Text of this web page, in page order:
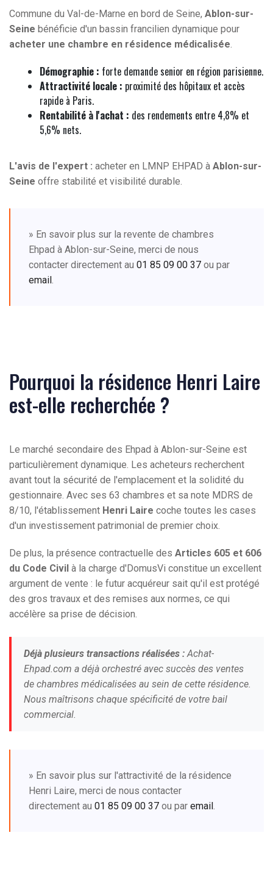
Commune du Val-de-Marne en bord de Seine, Ablon-sur-
Seine bénéficie d'un bassin francilien dynamique pour
acheter une chambre en résidence médicalisée
Démographie : forte demande senior en région parisienne.
Attractivité locale : proximité des hôpitaux et accès
rapide à Paris.
Rentabilité à l'achat : des rendements entre 4,8% et
5,6% nets.
L'avis de l'expert : acheter en LMNP EHPAD à Ablon-sur-
Seine offre stabilité et visibilité durable.
» En savoir plus sur la revente de chambres
Ehpad à Ablon-sur-Seine, merci de nous
contacter directement au 01 85 09 00 37 ou par
email
Pourquoi la résidence Henri Laire
est-elle recherchée ?
Le marché secondaire des Ehpad à Ablon-sur-Seine est
particulièrement dynamique. Les acheteurs recherchent
avant tout la sécurité de l'emplacement et la solidité du
gestionnaire. Avec ses 63 chambres et sa note MDRS de
8/10, l'établissement Henri Laire coche toutes les cases
d'un investissement patrimonial de premier choix.
De plus, la présence contractuelle des Articles 605 et 606
du Code Civil à la charge d'DomusVi constitue un excellent
argument de vente : le futur acquéreur sait qu'il est protégé
des gros travaux et des remises aux normes, ce qui
accélère sa prise de décision.
Déjà plusieurs transactions réalisées : Achat-
Ehpad.com a déjà orchestré avec succès des ventes
de chambres médicalisées au sein de cette résidence.
Nous maîtrisons chaque spécificité de votre bail
commercial.
» En savoir plus sur l'attractivité de la résidence
Henri Laire, merci de nous contacter
directement au 01 85 09 00 37 ou par email